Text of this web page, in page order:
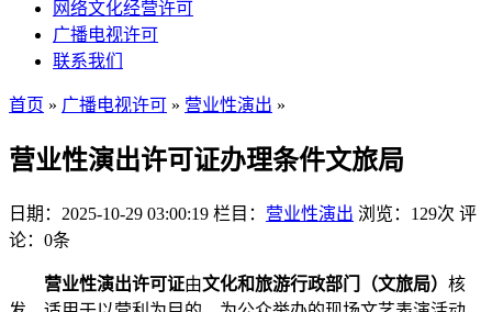
网络文化经营许可
广播电视许可
联系我们
首页 » 广播电视许可 » 营业性演出 »
营业性演出许可证办理条件文旅局
日期：2025-10-29 03:00:19 栏目： 营业性演出 浏览：129次 评
论：0条
营业性演出许可证由文化和旅游行政部门（文旅局） 核